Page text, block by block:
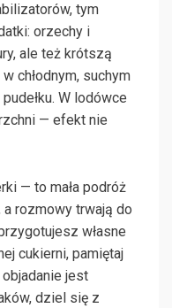
tym
orzechy i
ale też krótszą
chłodnym, suchym
W lodówce
— efekt nie
— to mała podróż
rozmowy trwają do
własne
cukierni, pamiętaj
jest
dziel się z